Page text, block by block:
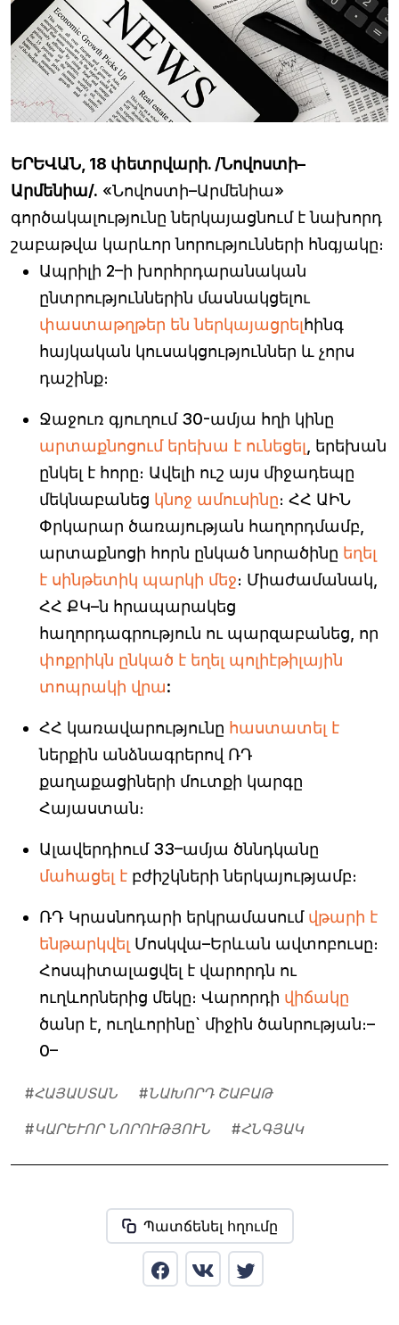
ԵՐԵՎԱՆ, 18 փետրվարի. /Նովոստի–
Արմենիա/. «Նովոստի–Արմենիա»
գործակալությունը ներկայացնում է նախորդ
շաբաթվա կարևոր նորությունների հնգյակը։
Ապրիլի 2–ի խորհրդարանական
ընտրություններին մասնակցելու
փաստաթղթեր են ներկայացրելհինգ
հայկական կուսակցություններ և չորս
դաշինք։
Ջաջուռ գյուղում 30-ամյա հղի կինը
արտաքնոցում երեխա է ունեցել, երեխան
ընկել է հորը։ Ավելի ուշ այս միջադեպը
մեկնաբանեց կնոջ ամուսինը։ ՀՀ ԱԻՆ
Փրկարար ծառայության հաղորդմամբ,
արտաքնոցի հորն ընկած նորածինը եղել
է սինթետիկ պարկի մեջ։ Միաժամանակ,
ՀՀ ՔԿ–ն հրապարակեց
հաղորդագրություն ու պարզաբանեց, որ
փոքրիկն ընկած է եղել պոլիէթիլային
տոպրակի վրա:
ՀՀ կառավարությունը հաստատել է
ներքին անձնագրերով ՌԴ
քաղաքացիների մուտքի կարգը
Հայաստան։
Ալավերդիում 33–ամյա ծննդկանը
մահացել է բժիշկների ներկայությամբ։
ՌԴ Կրասնոդարի երկրամասում վթարի է
ենթարկվել Մոսկվա–Երևան ավտոբուսը։
Հոսպիտալացվել է վարորդն ու
ուղևորներից մեկը։ Վարորդի վիճակը
ծանր է, ուղևորինը` միջին ծանրության։–
0–
#ՀԱՅԱՍՏԱՆ #ՆԱԽՈՐԴ ՇԱԲԱԹ
#ԿԱՐԵՒՈՐ ՆՈՐՈՒԹՅՈՒՆ #ՀՆԳՅԱԿ
Պատճենել հղումը